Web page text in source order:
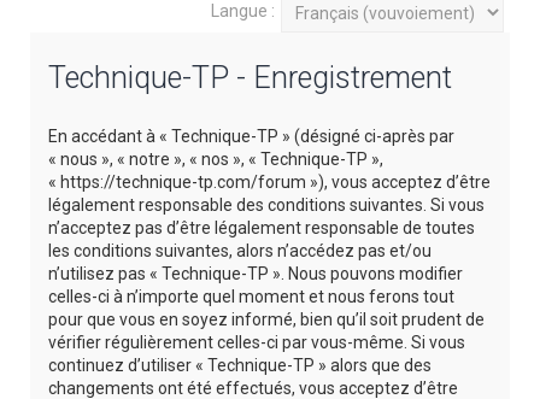
Langue :
Technique-TP - Enregistrement
En accédant à « Technique-TP » (désigné ci-après par
« nous », « notre », « nos », « Technique-TP »,
« https://technique-tp.com/forum »), vous acceptez d’être
légalement responsable des conditions suivantes. Si vous
n’acceptez pas d’être légalement responsable de toutes
les conditions suivantes, alors n’accédez pas et/ou
n’utilisez pas « Technique-TP ». Nous pouvons modifier
celles-ci à n’importe quel moment et nous ferons tout
pour que vous en soyez informé, bien qu’il soit prudent de
vérifier régulièrement celles-ci par vous-même. Si vous
continuez d’utiliser « Technique-TP » alors que des
changements ont été effectués, vous acceptez d’être